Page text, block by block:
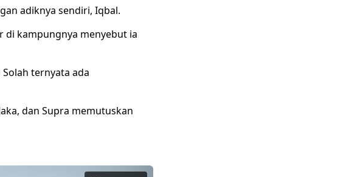
adiknya sendiri, Iqbal.
di kampungnya menyebut ia
ternyata ada
dan Supra memutuskan